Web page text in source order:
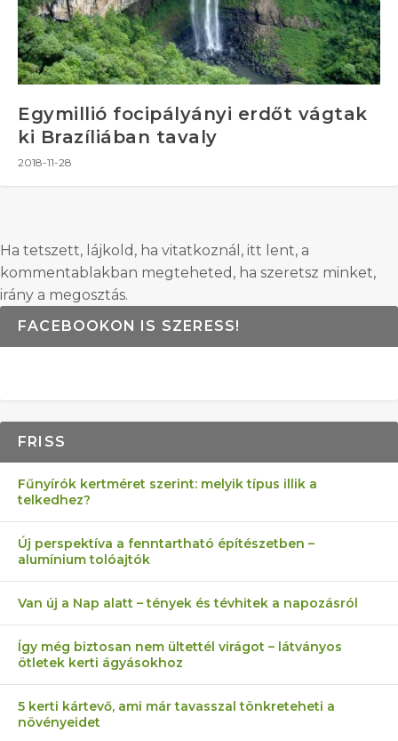
Egymillió focipályányi erdőt vágtak
ki Brazíliában tavaly
2018-11-28
Ha tetszett, lájkold, ha vitatkoznál, itt lent, a
kommentablakban megteheted, ha szeretsz minket,
irány a megosztás.
FACEBOOKON IS SZERESS!
FRISS
Fűnyírók kertméret szerint: melyik típus illik a
telkedhez?
Új perspektíva a fenntartható építészetben –
alumínium tolóajtók
Van új a Nap alatt – tények és tévhitek a napozásról
Így még biztosan nem ültettél virágot – látványos
ötletek kerti ágyásokhoz
5 kerti kártevő, ami már tavasszal tönkreteheti a
növényeidet